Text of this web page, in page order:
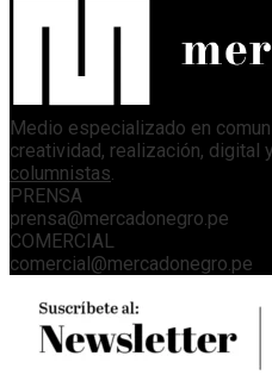
Medio especializado en
creatividad, realización, digital
columnistas.
PRENSA
prensa@mercadonegro.pe
COMERCIAL
comercial@mercadonegro.pe